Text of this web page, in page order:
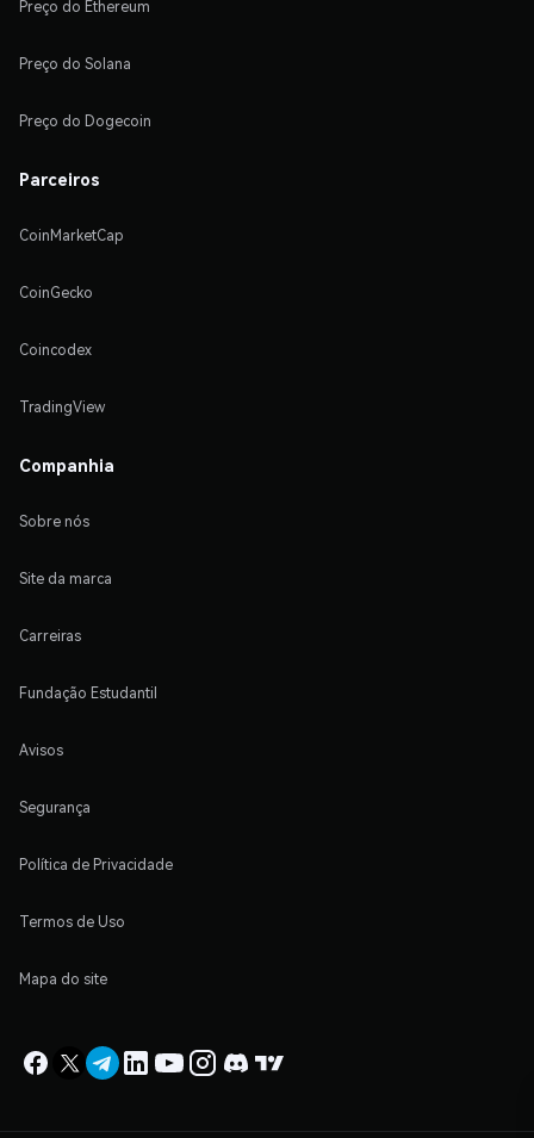
Preço do Ethereum
Preço do Solana
Preço do Dogecoin
Parceiros
CoinMarketCap
CoinGecko
Coincodex
TradingView
Companhia
Sobre nós
Site da marca
Carreiras
Fundação Estudantil
Avisos
Segurança
Política de Privacidade
Termos de Uso
Mapa do site